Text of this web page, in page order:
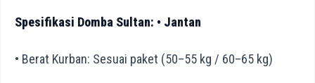
Spesifikasi Domba Sultan: • Jantan
• Berat Kurban: Sesuai paket (50–55 kg / 60–65 kg)